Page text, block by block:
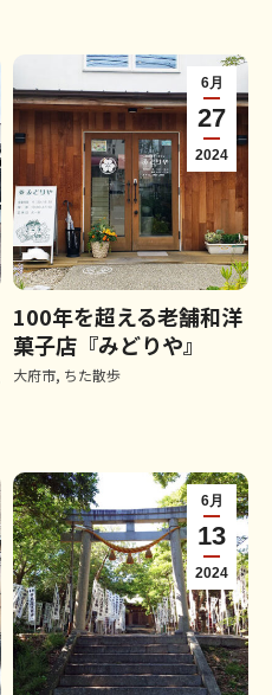
6月
27
2024
100年を超える老舗和洋
菓子店『みどりや』
大府市, ちた散歩
6月
13
2024